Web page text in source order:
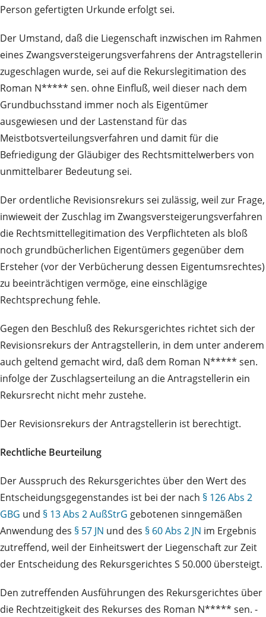
Person gefertigten Urkunde erfolgt sei.
Der Umstand, daß die Liegenschaft inzwischen im Rahmen
eines Zwangsversteigerungsverfahrens der Antragstellerin
zugeschlagen wurde, sei auf die Rekurslegitimation des
Roman N***** sen. ohne Einfluß, weil dieser nach dem
Grundbuchsstand immer noch als Eigentümer
ausgewiesen und der Lastenstand für das
Meistbotsverteilungsverfahren und damit für die
Befriedigung der Gläubiger des Rechtsmittelwerbers von
unmittelbarer Bedeutung sei.
Der ordentliche Revisionsrekurs sei zulässig, weil zur Frage,
inwieweit der Zuschlag im Zwangsversteigerungsverfahren
die Rechtsmittellegitimation des Verpflichteten als bloß
noch grundbücherlichen Eigentümers gegenüber dem
Ersteher (vor der Verbücherung dessen Eigentumsrechtes)
zu beeinträchtigen vermöge, eine einschlägige
Rechtsprechung fehle.
Gegen den Beschluß des Rekursgerichtes richtet sich der
Revisionsrekurs der Antragstellerin, in dem unter anderem
auch geltend gemacht wird, daß dem Roman N***** sen.
infolge der Zuschlagserteilung an die Antragstellerin ein
Rekursrecht nicht mehr zustehe.
Der Revisionsrekurs der Antragstellerin ist berechtigt.
Rechtliche Beurteilung
Der Ausspruch des Rekursgerichtes über den Wert des
Entscheidungsgegenstandes ist bei der nach § 126 Abs 2
GBG und § 13 Abs 2 AußStrG gebotenen sinngemäßen
Anwendung des § 57 JN und des § 60 Abs 2 JN im Ergebnis
zutreffend, weil der Einheitswert der Liegenschaft zur Zeit
der Entscheidung des Rekursgerichtes S 50.000 übersteigt.
Den zutreffenden Ausführungen des Rekursgerichtes über
die Rechtzeitigkeit des Rekurses des Roman N***** sen. -